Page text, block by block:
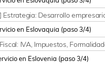
Estrategia: Desarrollo
IVA, Impuestos,